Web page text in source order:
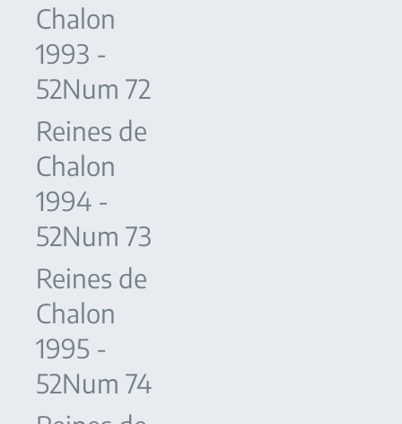
Chalon
1993 -
52Num 72
Reines de
Chalon
1994 -
52Num 73
Reines de
Chalon
1995 -
52Num 74